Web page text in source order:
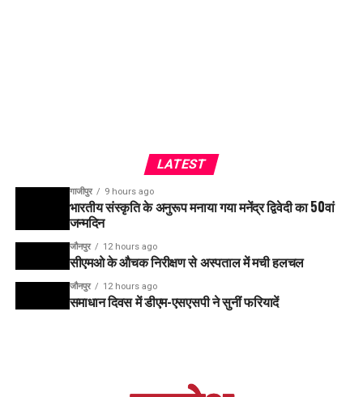
LATEST
गाजीपुर 9 hours ago
भारतीय संस्कृति के अनुरूप मनाया गया मनेंद्र द्विवेदी का 50वां
जन्मदिन
जौनपुर 12 hours ago
सीएमओ के औचक निरीक्षण से अस्पताल में मची हलचल
जौनपुर 12 hours ago
समाधान दिवस में डीएम-एसएसपी ने सुनीं फरियादें